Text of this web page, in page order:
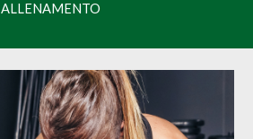
ALLENAMENTO